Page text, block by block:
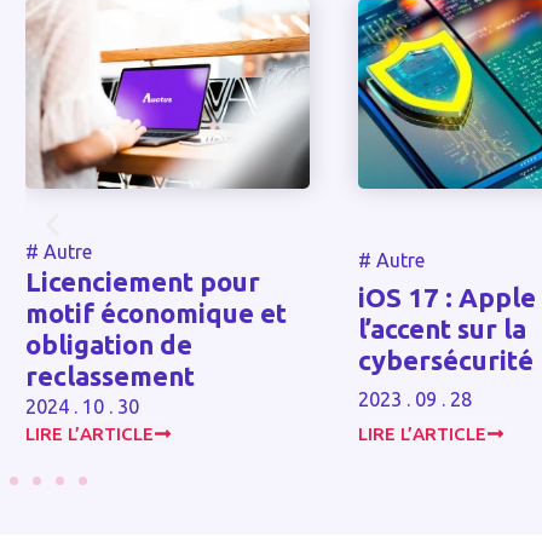
# Autre
iOS 17 : Apple met
l’accent sur la
cybersécurité
2023 . 09 . 28
LIRE L’ARTICLE
# Autre
plafond du
2023 . 06 . 16
LIRE L’ARTICLE